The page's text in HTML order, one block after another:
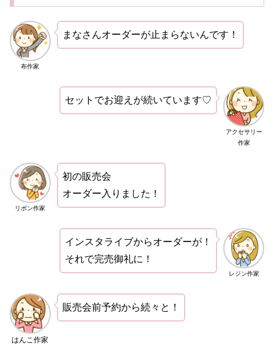
布作家
まなさんオーダーが止まらないんです！
アクセサリー
作家
セットでお迎えが続いています♡
リボン作家
初の販売会
オーダー入りました！
レジン作家
インスタライブからオーダーが！
それで完売御礼に！
はんこ作家
販売会前予約から続々と！